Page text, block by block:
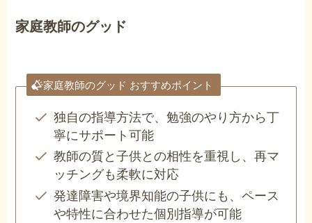
家庭教師のグッド
家庭教師のグッド おすすめポイント
独自の指導方法で、勉強のやり方から丁
寧にサポート可能
教師の質と子供との相性を重視し、再マ
ッチングも柔軟に対応
発達障害や境界知能の子供にも、ペース
や特性に合わせた個別指導が可能